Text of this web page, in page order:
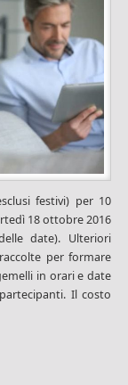
festivi) per 10
18 ottobre 2016
date). Ulteriori
per formare
in orari e date
Il costo